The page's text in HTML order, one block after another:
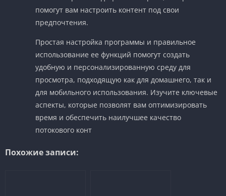
помогут вам настроить контент под свои
предпочтения.
Простая настройка программы и правильное
использование ее функций помогут создать
удобную и персонализированную среду для
просмотра, подходящую как для домашнего, так и
для мобильного использования. Изучите ключевые
аспекты, которые позволят вам оптимизировать
время и обеспечить наилучшее качество
потокового конт
Похожие записи: